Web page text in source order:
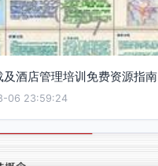
酒店管理培训免费资源指南
06 23:59:24